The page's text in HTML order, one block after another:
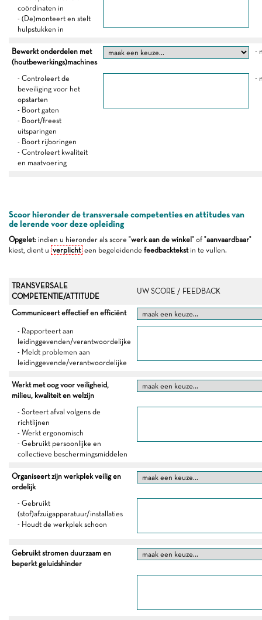
coördinaten in
- (De)monteert en stelt
hulpstukken in
Bewerkt onderdelen met
(houtbewerkings)machines
-
- Controleert de
beveiliging voor het
opstarten
- Boort gaten
- Boort/freest
uitsparingen
- Boort rijboringen
- Controleert kwaliteit
en maatvoering
-
Scoor hieronder de transversale competenties en attitudes van
de lerende voor deze opleiding
Opgelet: indien u hieronder als score "werk aan de winkel " of "aanvaardbaar"
kiest, dient u verplicht een begeleidende feedbacktekstin te vullen.
TRANSVERSALE
COMPETENTIE/ATTITUDE
UW SCORE / FEEDBACK
Communiceert effectief en efficiënt
- Rapporteert aan
leidinggevenden/verantwoordelijke
- Meldt problemen aan
leidinggevende/verantwoordelijke
Werkt met oog voor veiligheid,
milieu, kwaliteit en welzijn
- Sorteert afval volgens de
richtlijnen
- Werkt ergonomisch
- Gebruikt persoonlijke en
collectieve beschermingsmiddelen
Organiseert zijn werkplek veilig en
ordelijk
- Gebruikt
(stof)afzuigapparatuur/installaties
- Houdt de werkplek schoon
Gebruikt stromen duurzaam en
beperkt geluidshinder